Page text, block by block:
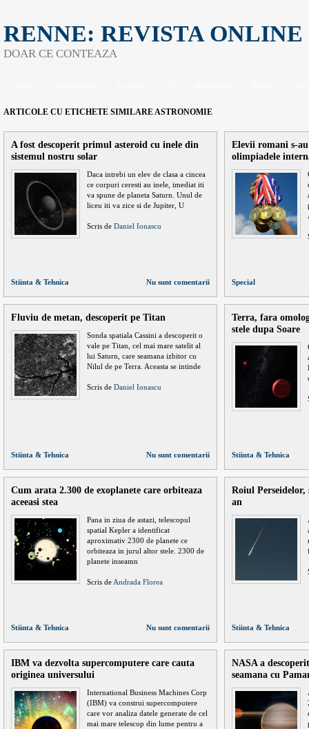
RENNE: REVISTA ONLINE
DOAR CE CONTEAZA
ARTICOLE CU ETICHETE SIMILAREASTRONOMIE
A fost descoperit primul asteroid cu inele din
sistemul nostru solar
Daca intrebi un elev de clasa a cincea
ce corpuri ceresti au inele, imediat iti
va spune de planeta Saturn. Unul de
liceu iti va zice si de Jupiter, U
Scris de Daniel Ionascu
Stiinta & Tehnica Nu sunt comentarii
Elevii romani s-
olimpiadele
Special
Fluviu de metan, descoperit pe Titan
Sonda spatiala Cassini a descoperit o
vale pe Titan, cel mai mare satelit al
lui Saturn, care seamana izbitor cu
Nilul de pe Terra. Aceasta se intinde
Scris de Daniel Ionascu
Stiinta & Tehnica Nu sunt comentarii
Terra, fara
stele dupa Soare
Stiinta & Tehnica
Cum arata 2.300 de exoplanete care orbiteaza
aceeasi stea
Pana in ziua de astazi, telescopul
spatial Kepler a identificat
aproximativ 2300 de planete ce
orbiteaza in jurul altor stele. 2300 de
planete inseamn
Scris de Andrada Florea
Stiinta & Tehnica Nu sunt comentarii
Roiul
an
Stiinta & Tehnica
IBM va dezvolta supercomputere care cauta
originea universului
International Business Machines Corp
(IBM) va construi supercomputere
care vor analiza datele generate de cel
mai mare telescop din lume pentru a
NASA a
seamana cu